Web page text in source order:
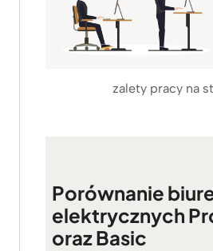
zalety pracy na
Porównanie
elektrycznych
oraz Basic